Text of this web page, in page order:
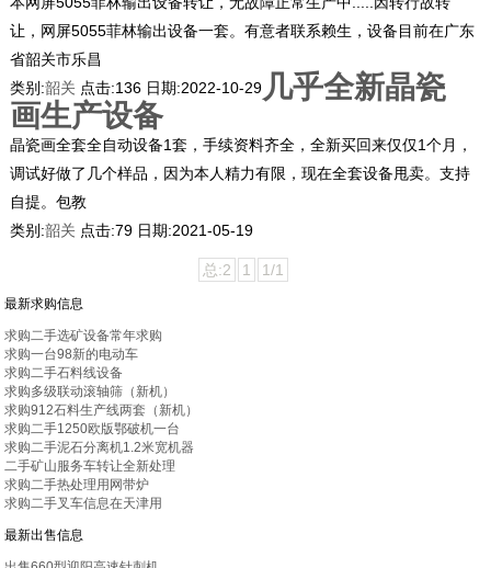
让，网屏5055菲林输出设备一套。有意者联系赖生，设备目前在广东
省韶关市乐昌
类别:韶关 点击:136 日期:2022-10-29 几乎全新晶瓷
画生产设备
晶瓷画全套全自动设备1套，手续资料齐全，全新买回来仅仅1个月，
调试好做了几个样品，因为本人精力有限，现在全套设备甩卖。支持
自提。包教
类别:韶关 点击:79 日期:2021-05-19
总:2 1 1/1
最新求购信息
求购二手选矿设备常年求购
求购一台98新的电动车
求购二手石料线设备
求购多级联动滚轴筛（新机）
求购912石料生产线两套（新机）
求购二手1250欧版鄂破机一台
求购二手泥石分离机1.2米宽机器
二手矿山服务车转让全新处理
求购二手热处理用网带炉
求购二手叉车信息在天津用
最新出售信息